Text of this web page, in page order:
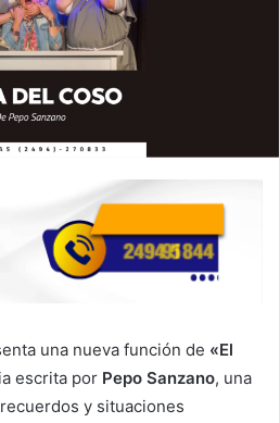
una nueva función de «El
escrita por Pepo Sanzano, una
y situaciones